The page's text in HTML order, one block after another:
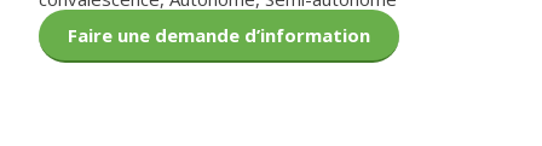
Faire une demande d’information